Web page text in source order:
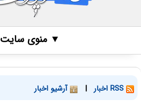
▼ منوی سایت
| آرشیو اخبار